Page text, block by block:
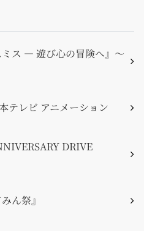
ス ― 遊び心の冒険へ』〜
テレビ アニメーション
DRIVE
ん祭』